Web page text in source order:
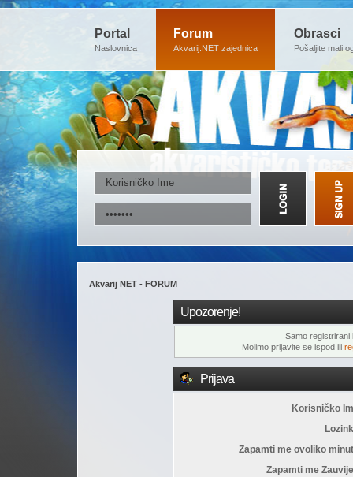
Portal
Naslovnica
Forum
Akvarij.NET zajednica
Obrasci
Pošaljite mali
Akvarij NET - FORUM
Upozorenje!
Samo registrirani
Molimo prijavite se ispod ili
Prijava
Korisničko
Zapamti me ovoliko
Zapamti me